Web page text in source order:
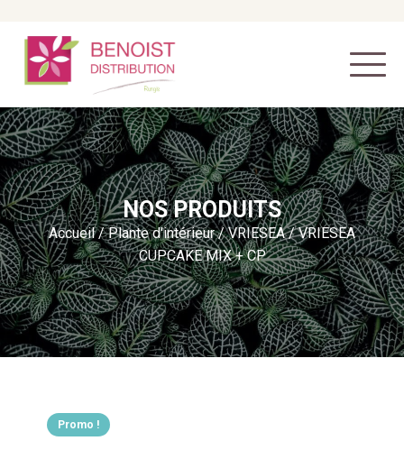
NOS PRODUITS
Accueil/Plante d'intérieur/VRIESEA/ VRIESEA
CUPCAKE MIX + CP
Promo !